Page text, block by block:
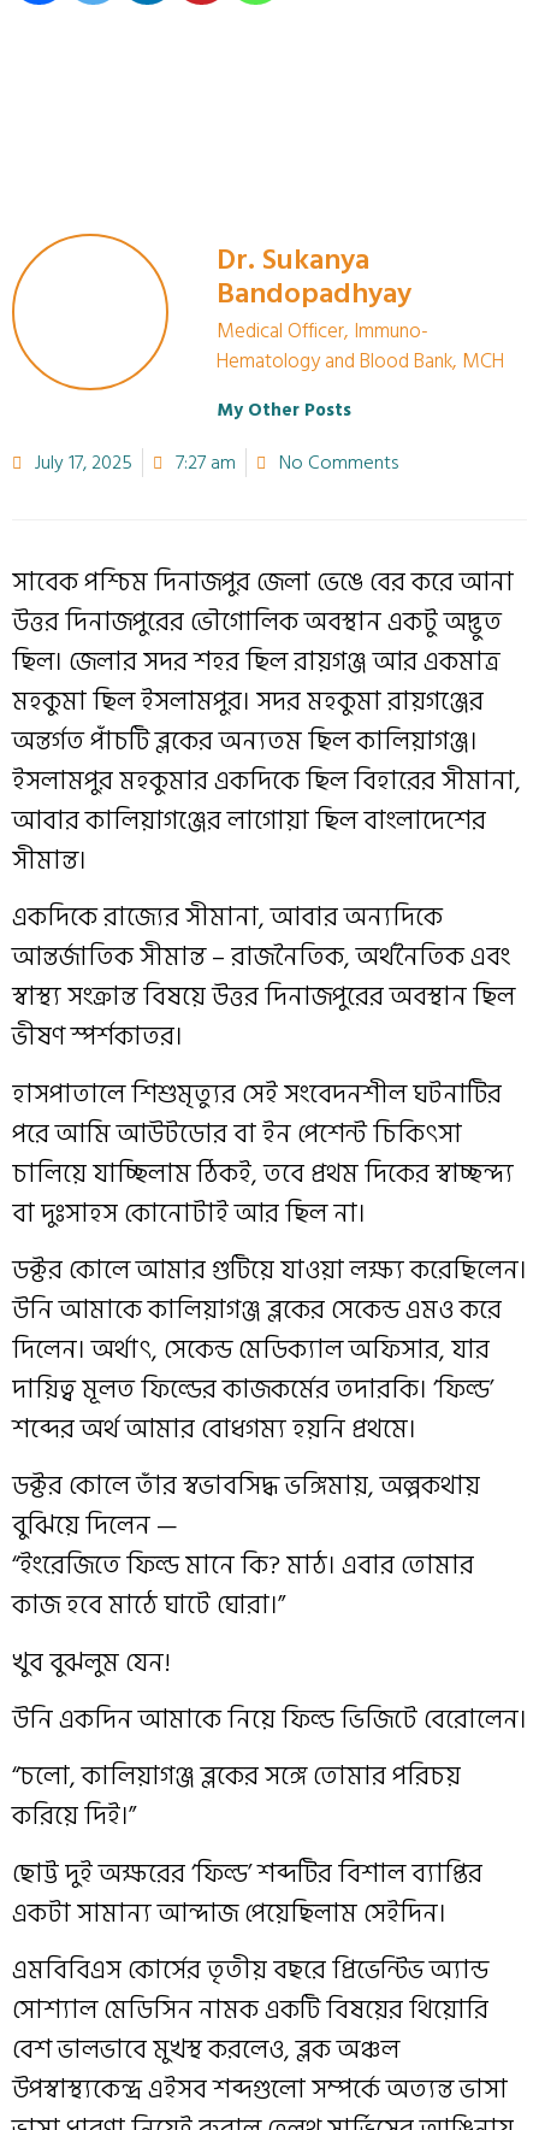
Dr. Sukanya
Bandopadhyay
Medical Officer, Immuno-
Hematology and Blood Bank, MCH
My Other Posts
July 17, 2025 7:27 am No Comments
সাবেক পশ্চিম দিনাজপুর জেলা ভেঙে বের করে আনা
উত্তর দিনাজপুরের ভৌগোলিক অবস্থান একটু অদ্ভুত
ছিল। জেলার সদর শহর ছিল রায়গঞ্জ আর একমাত্র
মহকুমা ছিল ইসলামপুর। সদর মহকুমা রায়গঞ্জের
অন্তর্গত পাঁচটি ব্লকের অন্যতম ছিল কালিয়াগঞ্জ।
ইসলামপুর মহকুমার একদিকে ছিল বিহারের সীমানা,
আবার কালিয়াগঞ্জের লাগোয়া ছিল বাংলাদেশের
সীমান্ত।
একদিকে রাজ্যের সীমানা, আবার অন্যদিকে
আন্তর্জাতিক সীমান্ত – রাজনৈতিক, অর্থনৈতিক এবং
স্বাস্থ্য সংক্রান্ত বিষয়ে উত্তর দিনাজপুরের অবস্থান ছিল
ভীষণ স্পর্শকাতর।
হাসপাতালে শিশুমৃত্যুর সেই সংবেদনশীল ঘটনাটির
পরে আমি আউটডোর বা ইন পেশেন্ট চিকিৎসা
চালিয়ে যাচ্ছিলাম ঠিকই, তবে প্রথম দিকের স্বাচ্ছন্দ্য
বা দুঃসাহস কোনোটাই আর ছিল না।
ডক্টর কোলে আমার গুটিয়ে যাওয়া লক্ষ্য করেছিলেন।
উনি আমাকে কালিয়াগঞ্জ ব্লকের সেকেন্ড এমও করে
দিলেন। অর্থাৎ, সেকেন্ড মেডিক্যাল অফিসার, যার
দায়িত্ব মূলত ফিল্ডের কাজকর্মের তদারকি। ‘ফিল্ড’
শব্দের অর্থ আমার বোধগম্য হয়নি প্রথমে।
ডক্টর কোলে তাঁর স্বভাবসিদ্ধ ভঙ্গিমায়, অল্পকথায়
বুঝিয়ে দিলেন —
“ইংরেজিতে ফিল্ড মানে কি? মাঠ। এবার তোমার
কাজ হবে মাঠে ঘাটে ঘোরা।”
খুব বুঝলুম যেন!
উনি একদিন আমাকে নিয়ে ফিল্ড ভিজিটে বেরোলেন।
“চলো, কালিয়াগঞ্জ ব্লকের সঙ্গে তোমার পরিচয়
করিয়ে দিই।”
ছোট্ট দুই অক্ষরের ‘ফিল্ড’ শব্দটির বিশাল ব্যাপ্তির
একটা সামান্য আন্দাজ পেয়েছিলাম সেইদিন।
এমবিবিএস কোর্সের তৃতীয় বছরে প্রিভেন্টিভ অ্যান্ড
সোশ্যাল মেডিসিন নামক একটি বিষয়ের থিয়োরি
বেশ ভালভাবে মুখস্থ করলেও, ব্লক অঞ্চল
উপস্বাস্থ্যকেন্দ্র এইসব শব্দগুলো সম্পর্কে অত্যন্ত ভাসা